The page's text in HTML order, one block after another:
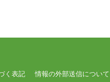
く表記 情報の外部送信について